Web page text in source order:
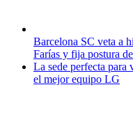
Barcelona SC veta a
Farías y fija postura
La sede perfecta para
el mejor equipo LG